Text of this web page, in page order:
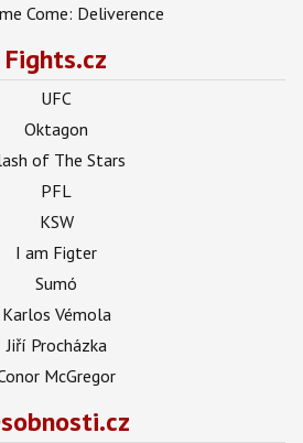
Come: Deliverence
Fights.cz
UFC
Oktagon
of The Stars
PFL
KSW
I am Figter
Sumó
Karlos Vémola
Jiří Procházka
McGregor